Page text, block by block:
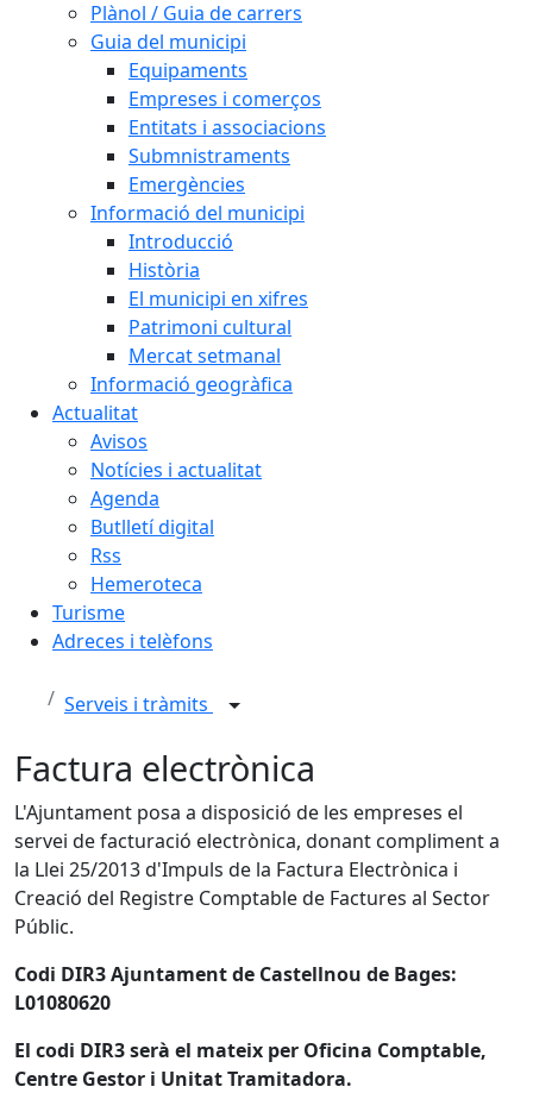
Plànol / Guia de carrers
Guia del municipi
Equipaments
Empreses i comerços
Entitats i associacions
Submnistraments
Emergències
Informació del municipi
Introducció
Història
El municipi en xifres
Patrimoni cultural
Mercat setmanal
Informació geogràfica
Actualitat
Avisos
Notícies i actualitat
Agenda
Butlletí digital
Rss
Hemeroteca
Turisme
Adreces i telèfons
Serveis i tràmits
Factura electrònica
L'Ajuntament posa a disposició de les empreses el
servei de facturació electrònica, donant compliment a
la Llei 25/2013 d'Impuls de la Factura Electrònica i
Creació del Registre Comptable de Factures al Sector
Públic.
Codi DIR3 Ajuntament de Castellnou de Bages:
L01080620
El codi DIR3 serà el mateix per Oficina Comptable,
Centre Gestor i Unitat Tramitadora.